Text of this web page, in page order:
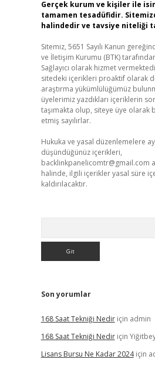
Gerçek kurum ve kişiler ile
tamamen tesadüfidir.
halindedir ve tavsiye niteliği
Sitemiz, 5651 Sayılı Kanun
ve İletişim Kurumu (BTK)
Sağlayıcı olarak hizmet
sitedeki içerikleri proaktif olarak
araştırma yükümlülüğümüz
üyelerimiz yazdıkları içeriklerin
taşımakta olup, siteye üye olarak
etmiş sayılırlar.
Hukuka ve yasal düzenlemelere
düşündüğünüz içerikleri,
backlinkpanelicomtr@gmail.com
halinde, ilgili içerikler yasal süre
kaldırılacaktır.
Son yorumlar
168 Saat Tekniği Nediriçin admin
168 Saat Tekniği Nediriçin
Lisans Bursu Ne Kadar 2024için